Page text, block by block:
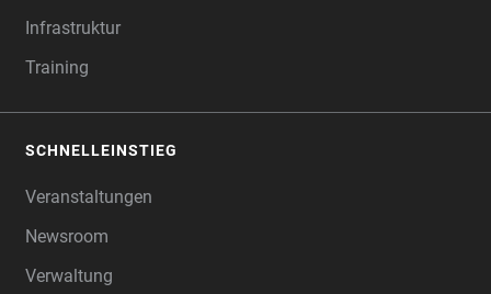
Infrastruktur
Training
SCHNELLEINSTIEG
Veranstaltungen
Newsroom
Verwaltung